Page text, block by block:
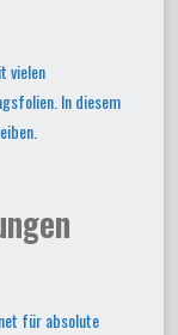
vielen
In diesem
für absolute